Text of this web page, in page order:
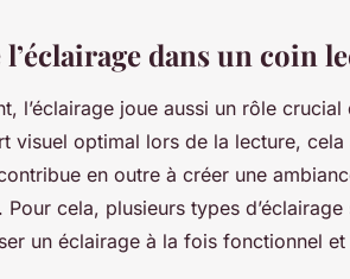
l’éclairage dans un coin
l’éclairage joue aussi un rôle
visuel optimal lors de la lecture, cela
en outre à créer une
cela, plusieurs types
un éclairage à la fois fonctionnel